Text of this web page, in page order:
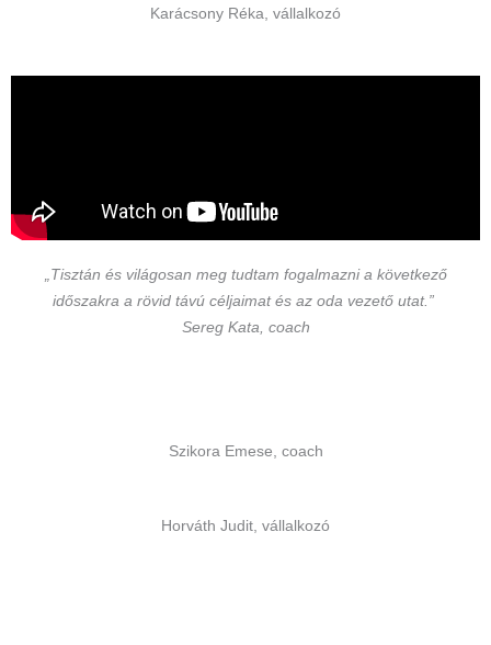
Karácsony Réka, vállalkozó
„Tisztán és világosan meg tudtam fogalmazni a következő
időszakra a rövid távú céljaimat és az oda vezető utat.”
Sereg Kata, coach
Szikora Emese, coach
Horváth Judit, vállalkozó